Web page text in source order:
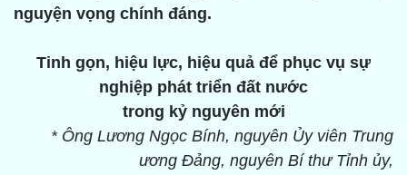
nguyện vọng chính đáng.
Tinh gọn, hiệu lực, hiệu quả để phục vụ sự
nghiệp phát triển đất nước
trong kỷ nguyên mới
* Ông Lương Ngọc Bính, nguyên Ủy viên Trung
ương Đảng, nguyên Bí thư Tỉnh ủy,